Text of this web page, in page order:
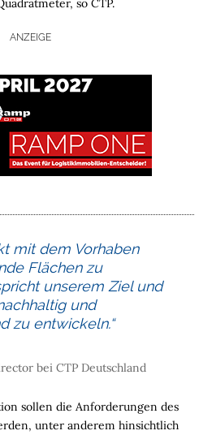
so CTP.
sollen die Anforderungen des
unter anderem hinsichtlich
ANZEIGE
mit dem Vorhaben
Flächen zu
unserem Ziel und
und
zu entwickeln.“
bei CTP Deutschland